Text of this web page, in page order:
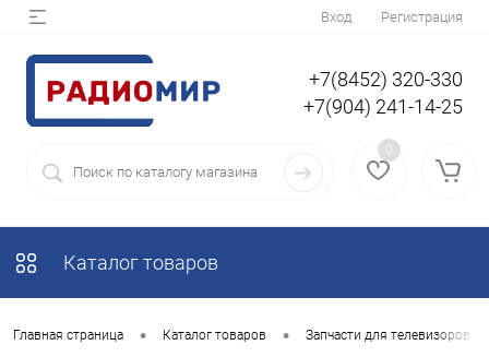
Вход Регистрация
+7(8452) 320-330
+7(904) 241-14-25
0
Каталог товаров
Главная страница • Каталог товаров • Запчасти для телевизоров